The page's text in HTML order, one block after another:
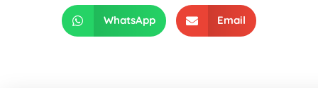
WhatsApp Email